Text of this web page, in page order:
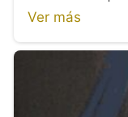
Ver más